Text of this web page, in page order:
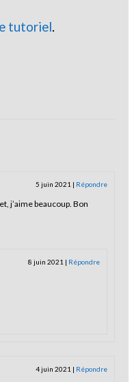
tutoriel.
5 juin 2021 | Répondre
j’aime beaucoup. Bon
8 juin 2021 | Répondre
4 juin 2021 | Répondre